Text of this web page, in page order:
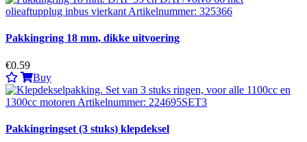
Pakkingring 18 mm, dikke uitvoering
€0.59
Buy
Pakkingringset (3 stuks) klepdeksel